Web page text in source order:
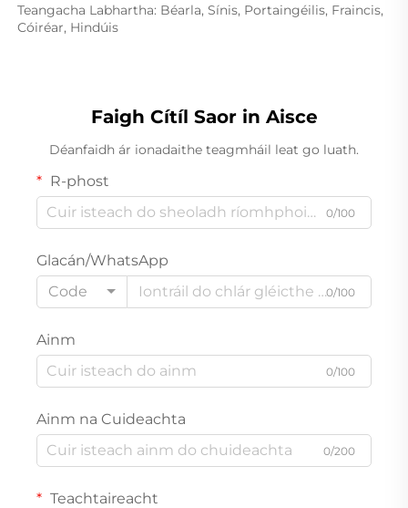
Teangacha Labhartha: Béarla, Sínis, Portaingéilis, Fraincis,
Cóiréar, Hindúis
Faigh Cítíl Saor in Aisce
Déanfaidh ár ionadaithe teagmháil leat go luath.
R-phost
0/100
Glacán/WhatsApp
Code
0/100
Ainm
0/100
Ainm na Cuideachta
0/200
Teachtaireacht